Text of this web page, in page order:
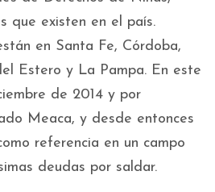
que existen en el país.
en Santa Fe, Córdoba,
Estero y La Pampa. En este
de 2014 y por
Meaca, y desde entonces
referencia en un campo
deudas por saldar.